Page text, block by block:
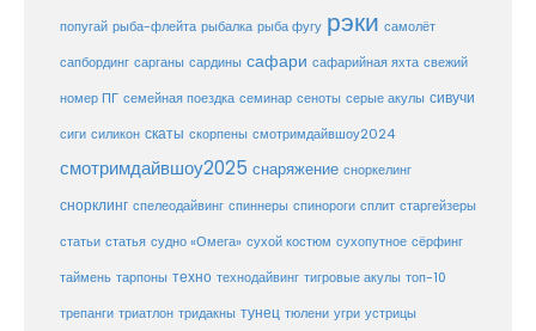
попугай рыба-флейта рыбалка рыба фугу рэки самолёт
сапбординг сарганы сардины сафари сафарийная яхта свежий
номер ПГ семейная поездка семинар сеноты серые акулы сивучи
сиги силикон скаты скорпены смотримдайвшоу2024
смотримдайвшоу2025 снаряжение сноркелинг
снорклинг спелеодайвинг спиннеры спинороги сплит старгейзеры
статьи статья судно «Омега» сухой костюм сухопутное сёрфинг
таймень тарпоны техно технодайвинг тигровые акулы топ-10
трепанги триатлон тридакны тунец тюлени угри устрицы